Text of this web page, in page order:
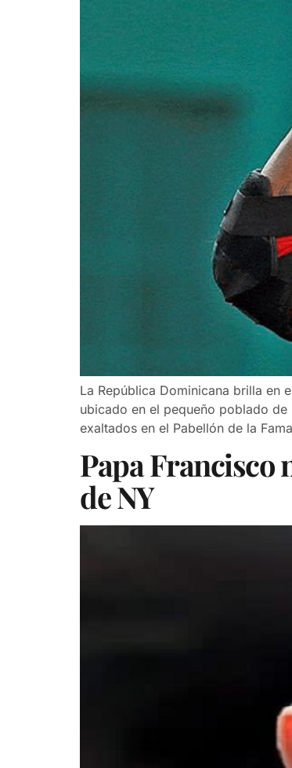
La República Dominicana brilla en
ubicado en el pequeño poblado
exaltados en el Pabellón de la
Papa Francisco
de NY